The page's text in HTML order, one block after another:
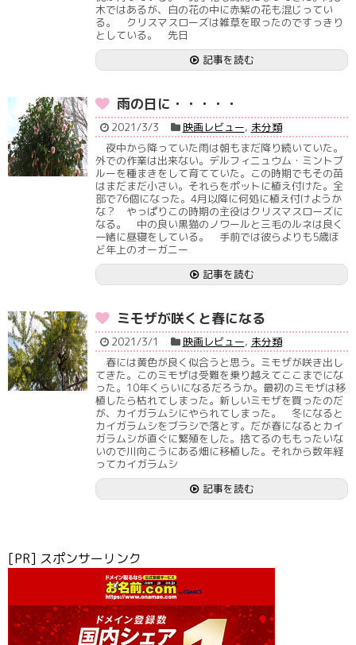
木ではあるが、白の花の中に赤紫の花も混じってい
る。 クリスマスローズは雑草を取ったのですっきり
としている。 先日
記事を読む
雨の日に・・・・・
2021/3/3 映画レビュー, 未分類
夜中から降っていた雨は朝もまだ降り続いていた。
外での作業は出来ない。デルフィニュウム・ミントブ
ルーを種まきをして育てていた。この時期でもその苗
はまだまだ小さい。それらをポットに植え付けた。全
部で76個になった。4月以降に何処に植え付けようか
な？ やっぱりこの時期の主役はクリスマスローズに
なる。 中の良い黒猫のノワールと三毛のルネは良く
一緒に昼寝をしている。 手前では彼らよりも5歳ほ
ど年上のオーガニー
記事を読む
ミモザが咲くと春になる
2021/3/1 映画レビュー, 未分類
春には黄色が良く似合うと思う。ミモザが咲き出し
てきた。このミモザは受難を乗り越えてここまでにな
った。10年くらいになるだろうか。最初のミモザは移
植したら枯れてしまった。新しいミモザを買ったのだ
が、カイガラムシにやられてしまった。 冬になると
カイガラムシをブラシで落とす。だが春になるとカイ
ガラムシが直ぐに繁殖をした。捨てるのももったいな
いので川向こうにある畑に移植した。それから数年経
ってカイガラムシ
記事を読む
[PR] スポンサーリンク